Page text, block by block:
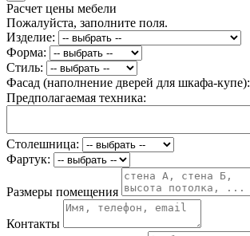
Расчет цены мебели
Пожалуйста, заполните поля.
Изделие:
Форма:
Стиль:
Фасад (наполнение дверей для шкафа-купе):
Предполагаемая техника:
Столешница:
Фартук:
Размеры помещения
Контакты